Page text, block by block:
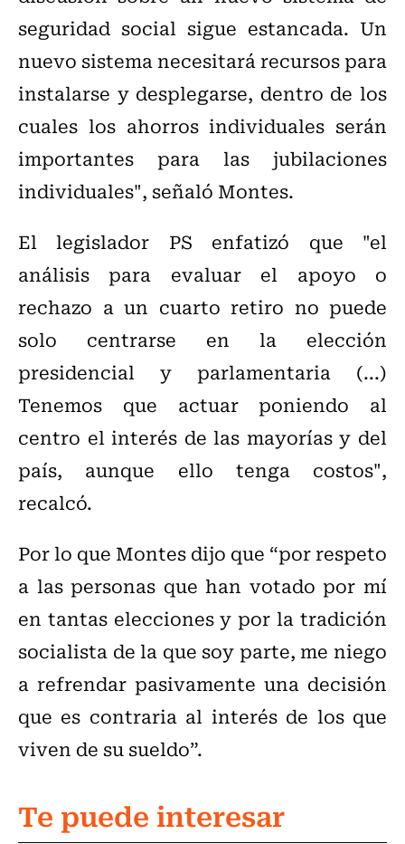
seguridad social sigue estancada. Un
nuevo sistema necesitará recursos para
instalarse y desplegarse, dentro de los
cuales los ahorros individuales serán
importantes para las jubilaciones
individuales", señaló Montes.
El legislador PS enfatizó que "el
análisis para evaluar el apoyo o
rechazo a un cuarto retiro no puede
solo centrarse en la elección
presidencial y parlamentaria (...)
Tenemos que actuar poniendo al
centro el interés de las mayorías y del
país, aunque ello tenga costos",
recalcó.
Por lo que Montes dijo que “por respeto
a las personas que han votado por mí
en tantas elecciones y por la tradición
socialista de la que soy parte, me niego
a refrendar pasivamente una decisión
que es contraria al interés de los que
viven de su sueldo”.
Te puede interesar